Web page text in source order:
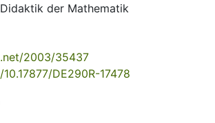
der Mathematik
2003/35437
DE290R-17478